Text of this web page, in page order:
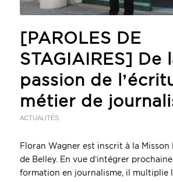
[PAROLES DE
STAGIAIRES] De
passion de
métier de
ACTUALITÉS
Floran Wagner est inscrit à la Misson
de Belley. En vue d’intégrer
formation en journalisme, il multiplie